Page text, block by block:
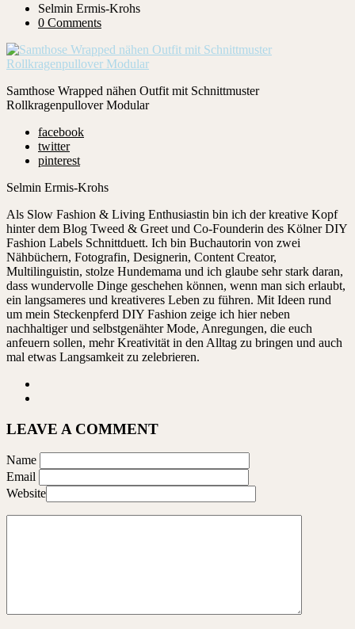
Selmin Ermis-Krohs
0 Comments
Samthose Wrapped nähen Outfit mit Schnittmuster
Rollkragenpullover Modular
facebook
twitter
pinterest
Selmin Ermis-Krohs
Als Slow Fashion & Living Enthusiastin bin ich der kreative Kopf
hinter dem Blog Tweed & Greet und Co-Founderin des Kölner DIY
Fashion Labels Schnittduett. Ich bin Buchautorin von zwei
Nähbüchern, Fotografin, Designerin, Content Creator,
Multilinguistin, stolze Hundemama und ich glaube sehr stark daran,
dass wundervolle Dinge geschehen können, wenn man sich erlaubt,
ein langsameres und kreativeres Leben zu führen. Mit Ideen rund
um mein Steckenpferd DIY Fashion zeige ich hier neben
nachhaltiger und selbstgenähter Mode, Anregungen, die euch
anfeuern sollen, mehr Kreativität in den Alltag zu bringen und auch
mal etwas Langsamkeit zu zelebrieren.
LEAVE A COMMENT
Name
Email
Website